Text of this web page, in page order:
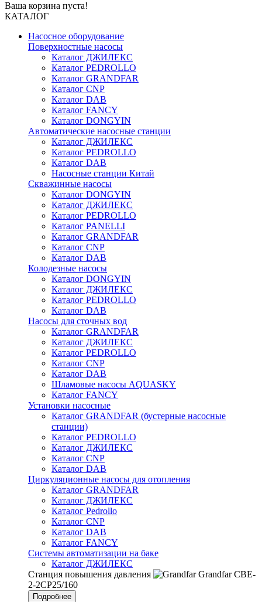
Ваша корзина пуста!
КАТАЛОГ
Насосное оборудование
Поверхностные насосы
Каталог ДЖИЛЕКС
Каталог PEDROLLO
Каталог GRANDFAR
Каталог CNP
Каталог DAB
Каталог FANCY
Каталог DONGYIN
Автоматические насосные станции
Каталог ДЖИЛЕКС
Каталог PEDROLLO
Каталог DAB
Насосные станции Китай
Скважинные насосы
Каталог DONGYIN
Каталог ДЖИЛЕКС
Каталог PEDROLLO
Каталог PANELLI
Каталог GRANDFAR
Каталог CNP
Каталог DAB
Колодезные насосы
Каталог DONGYIN
Каталог ДЖИЛЕКС
Каталог PEDROLLO
Каталог DAB
Насосы для сточных вод
Каталог GRANDFAR
Каталог ДЖИЛЕКС
Каталог PEDROLLO
Каталог CNP
Каталог DAB
Шламовые насосы AQUASKY
Каталог FANCY
Установки насосные
Каталог GRANDFAR (бустерные насосные
станции)
Каталог PEDROLLO
Каталог ДЖИЛЕКС
Каталог CNP
Каталог DAB
Циркуляционные насосы для отопления
Каталог GRANDFAR
Каталог ДЖИЛЕКС
Каталог Pedrollo
Каталог CNP
Каталог DAB
Каталог FANCY
Системы автоматизации на баке
Каталог ДЖИЛЕКС
Станция повышения давления
Grandfar CBE-
2-2CP25/160
Подробнее